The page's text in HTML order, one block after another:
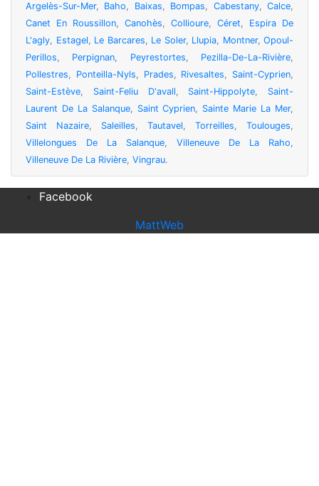
Argelès-Sur-Mer, Baho, Baixas, Bompas, Cabestany,Calce,
Canet En Roussillon, Canohès, Collioure, Céret, Espira De
L'agly, Estagel, Le Barcares, Le Soler, Llupia, Montner, Opoul-
Perillos, Perpignan, Peyrestortes, Pezilla-De-La-Rivière,
Pollestres, Ponteilla-Nyls, Prades, Rivesaltes, Saint-Cyprien,
Saint-Estève, Saint-Feliu D'avall, Saint-Hippolyte, Saint-
Laurent De La Salanque, Saint Cyprien, Sainte Marie La Mer,
Saint Nazaire, Saleilles, Tautavel, Torreilles, Toulouges,
Villelongues De La Salanque, Villeneuve De La Raho,
Villeneuve De La Rivière, Vingrau.
Facebook
MattWeb